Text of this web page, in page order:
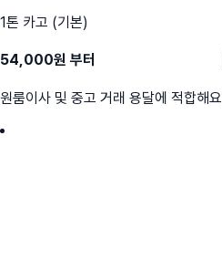
1톤 카고 (기본)
54,000원 부터
원룸이사 및 중고 거래 용달에 적합해요